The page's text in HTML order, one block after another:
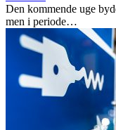
Den kommende uge
men i periode…